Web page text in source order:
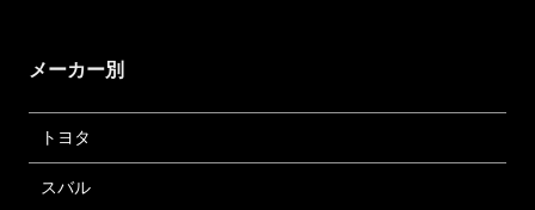
メーカー別
トヨタ
スバル